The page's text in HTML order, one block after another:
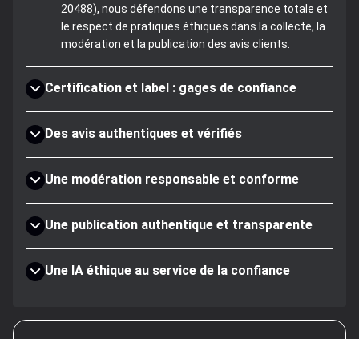
20488), nous défendons une transparence totale et
le respect de pratiques éthiques dans la collecte, la
modération et la publication des avis clients.
Certification et label : gages de confiance
Des avis authentiques et vérifiés
Une modération responsable et conforme
Une publication authentique et transparente
Une IA éthique au service de la confiance